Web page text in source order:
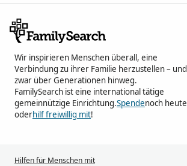
Wir inspirieren Menschen überall, eine
Verbindung zu ihrer Familie herzustellen – und
zwar über Generationen hinweg.
FamilySearch ist eine international tätige
gemeinnützige Einrichtung.Spendenoch heute
oderhilf freiwillig mit!
Hilfen für Menschen mit